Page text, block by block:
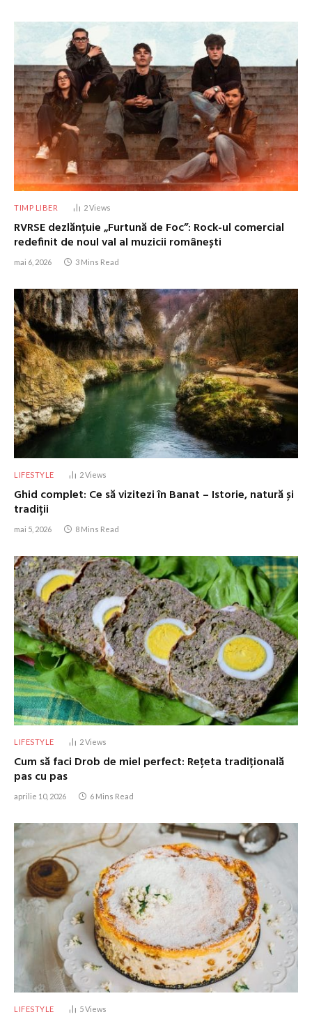
TIMP LIBER 2Views
RVRSE dezlănțuie „Furtună de Foc”: Rock-ul comercial
redefinit de noul val al muzicii românești
mai 6, 2026 3 Mins Read
LIFESTYLE 2Views
Ghid complet: Ce să vizitezi în Banat – Istorie, natură și
tradiții
mai 5, 2026 8 Mins Read
LIFESTYLE 2Views
Cum să faci Drob de miel perfect: Rețeta tradițională
pas cu pas
aprilie 10, 2026 6 Mins Read
LIFESTYLE 5Views